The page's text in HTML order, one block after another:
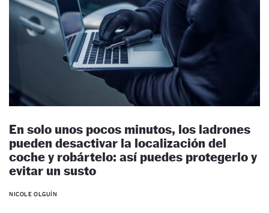
En solo unos pocos minutos, los ladrones
pueden desactivar la localización del
coche y robártelo: así puedes protegerlo y
evitar un susto
NICOLE OLGUÍN